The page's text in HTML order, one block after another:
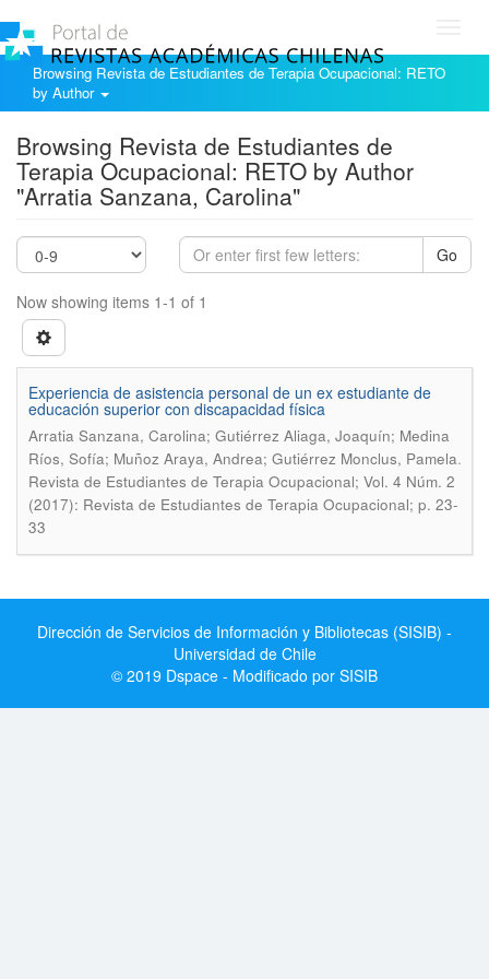
Browsing Revista de Estudiantes de Terapia Ocupacional: RETO
by Author
Browsing Revista de Estudiantes de
Terapia Ocupacional: RETO by Author
"Arratia Sanzana, Carolina"
Go
Now showing items 1-1 of 1
Experiencia de asistencia personal de un ex estudiante de
educación superior con discapacidad física
Arratia Sanzana, Carolina; Gutiérrez Aliaga, Joaquín; Medina
Ríos, Sofía; Muñoz Araya, Andrea; Gutiérrez Monclus, Pamela.
Revista de Estudiantes de Terapia Ocupacional; Vol. 4 Núm. 2
(2017): Revista de Estudiantes de Terapia Ocupacional; p. 23-
33
Dirección de Servicios de Información y Bibliotecas (SISIB) -
Universidad de Chile
© 2019 Dspace - Modificado por SISIB